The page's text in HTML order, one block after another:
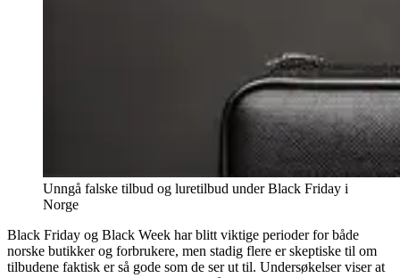
Unngå falske tilbud og luretilbud under Black Friday i
Norge
Black Friday og Black Week har blitt viktige perioder for både
norske butikker og forbrukere, men stadig flere er skeptiske til om
tilbudene faktisk er så gode som de ser ut til. Undersøkelser viser at